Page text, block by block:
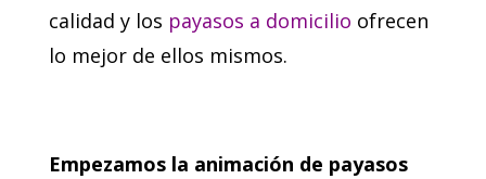
calidad y los payasos a domicilio ofrecen
lo mejor de ellos mismos.
Empezamos la animación de payasos